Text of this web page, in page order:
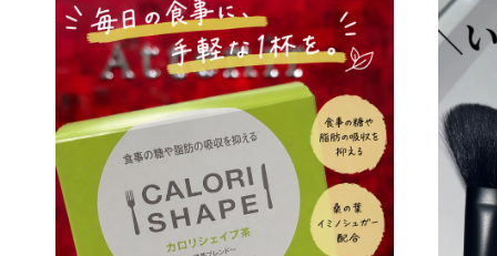
お友達紹介サ